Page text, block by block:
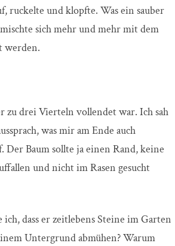
ruckelte und klopfte. Was ein sauber
sich mehr und mehr mit dem
werden.
zu drei Vierteln vollendet war. Ich sah
was mir am Ende auch
Der Baum sollte ja einen Rand, keine
und nicht im Rasen gesucht
dass er zeitlebens Steine im Garten
Untergrund abmühen? Warum